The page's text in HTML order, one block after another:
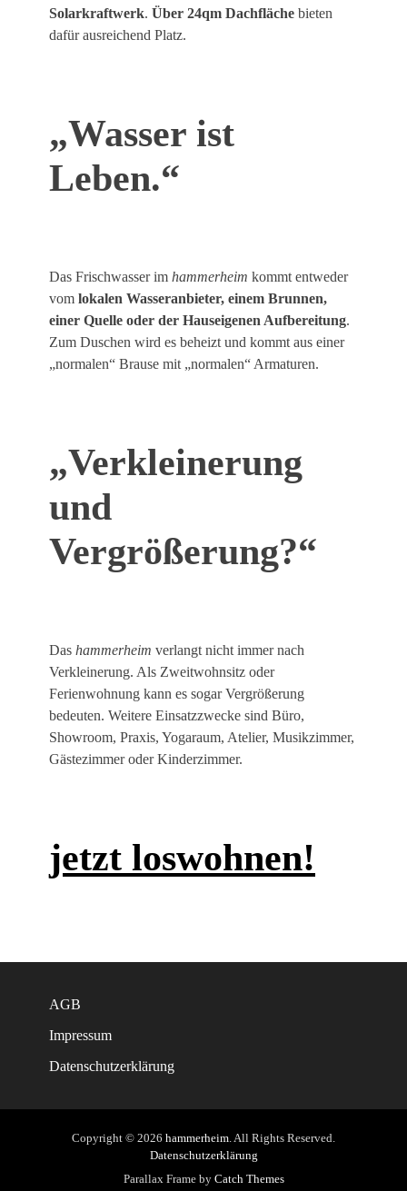
Solarkraftwerk. Über 24qm Dachfläche bieten
dafür ausreichend Platz.
„Wasser ist
Leben.“
Das Frischwasser im hammerheim kommt entweder
vom lokalen Wasseranbieter, einem Brunnen,
einer Quelle oder der Hauseigenen Aufbereitung.
Zum Duschen wird es beheizt und kommt aus einer
„normalen“ Brause mit „normalen“ Armaturen.
„Verkleinerung
und
Vergrößerung?“
Das hammerheim verlangt nicht immer nach
Verkleinerung. Als Zweitwohnsitz oder
Ferienwohnung kann es sogar Vergrößerung
bedeuten. Weitere Einsatzzwecke sind Büro,
Showroom, Praxis, Yogaraum, Atelier, Musikzimmer,
Gästezimmer oder Kinderzimmer.
jetzt loswohnen!
AGB
Impressum
Datenschutzerklärung
Copyright © 2026 hammerheim . All Rights Reserved.
Datenschutzerklärung
Parallax Frame by Catch Themes